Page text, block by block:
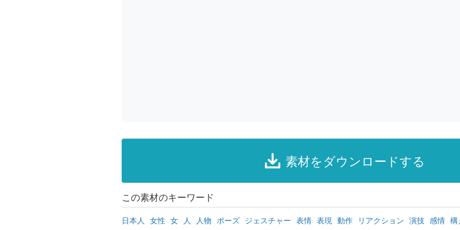
素材をダウンロードする
この素材のキーワード
日本人 女性 女 人 人物 ポーズ ジェスチャー 表情 表現 動作 リアクション 演技 感情 構